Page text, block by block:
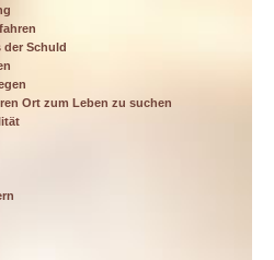
der Schuld
Ort zum Leben zu suchen